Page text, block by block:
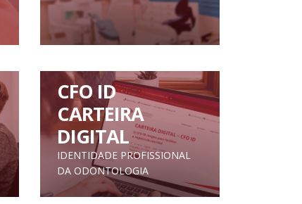
CFO ID
CARTEIRA
DIGITAL
IDENTIDADE PROFISSIONAL
DA ODONTOLOGIA